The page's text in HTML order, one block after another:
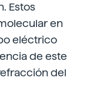
Estos
en
eléctrico
de este
del